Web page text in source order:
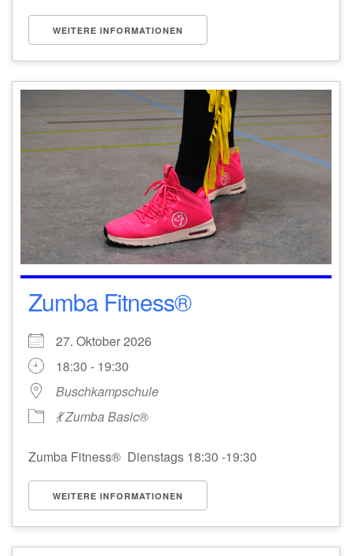
WEITERE INFORMATIONEN
Zumba Fitness®
27. Oktober 2026
18:30 - 19:30
Buschkampschule
💃 Zumba Basic®
Zumba Fitness® Dienstags 18:30 -19:30
WEITERE INFORMATIONEN